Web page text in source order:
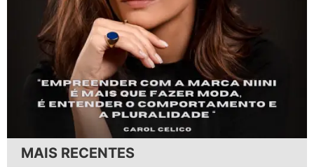
MAIS RECENTES